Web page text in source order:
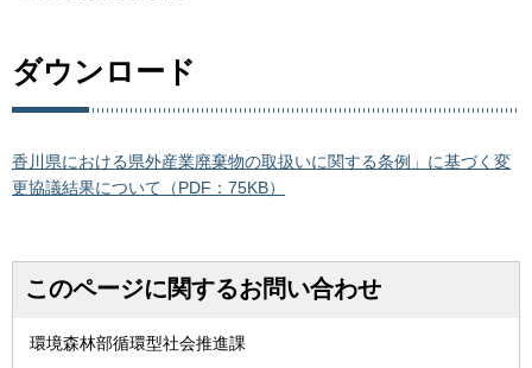
ダウンロード
香川県における県外産業廃棄物の取扱いに関する条例」に基づく変
更協議結果について（PDF：75KB）
このページに関するお問い合わせ
環境森林部循環型社会推進課